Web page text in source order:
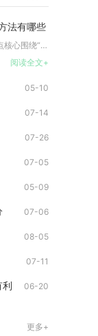
法有哪些
影之刃2中少爷的加点核心围绕“爆发输出+生存续航”双维度展开...
阅读全文+
05-10
07-14
07-26
07-05
05-09
07-06
08-05
07-11
利 06-20
更多+